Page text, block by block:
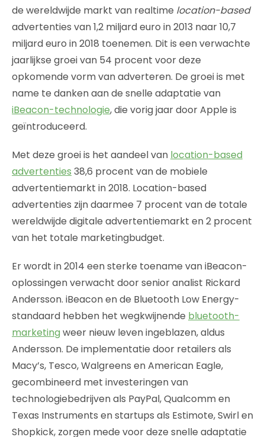
de wereldwijde markt van realtime location-based
advertenties van 1,2 miljard euro in 2013 naar 10,7
miljard euro in 2018 toenemen. Dit is een verwachte
jaarlijkse groei van 54 procent voor deze
opkomende vorm van adverteren. De groei is met
name te danken aan de snelle adaptatie van
iBeacon-technologie, die vorig jaar door Apple is
geïntroduceerd.
Met deze groei is het aandeel van location-based
advertenties 38,6 procent van de mobiele
advertentiemarkt in 2018. Location-based
advertenties zijn daarmee 7 procent van de totale
wereldwijde digitale advertentiemarkt en 2 procent
van het totale marketingbudget.
Er wordt in 2014 een sterke toename van iBeacon-
oplossingen verwacht door senior analist Rickard
Andersson. iBeacon en de Bluetooth Low Energy-
standaard hebben het wegkwijnende bluetooth-
marketing weer nieuw leven ingeblazen, aldus
Andersson. De implementatie door retailers als
Macy’s, Tesco, Walgreens en American Eagle,
gecombineerd met investeringen van
technologiebedrijven als PayPal, Qualcomm en
Texas Instruments en startups als Estimote, Swirl en
Shopkick, zorgen mede voor deze snelle adaptatie